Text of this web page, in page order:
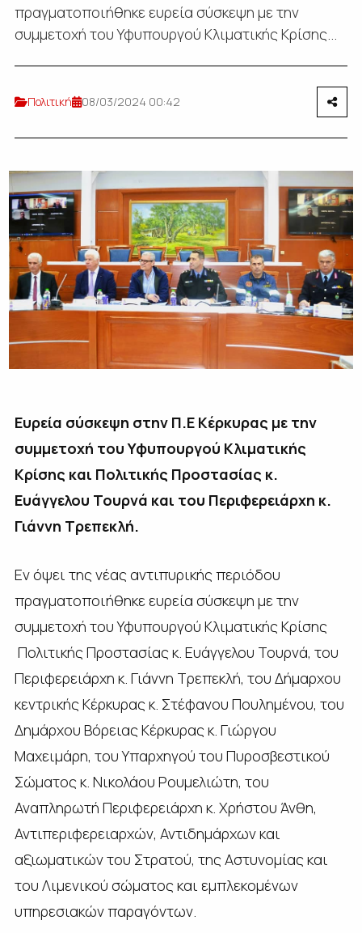
πραγματοποιήθηκε ευρεία σύσκεψη με την
συμμετοχή του Υφυπουργού Κλιματικής Κρίσης...
Πολιτική 08/03/2024 00:42
Ευρεία σύσκεψη στην Π.Ε Κέρκυρας με την
συμμετοχή του Υφυπουργού Κλιματικής
Κρίσης και Πολιτικής Προστασίας κ.
Ευάγγελου Τουρνά και του Περιφερειάρχη κ.
Γιάννη Τρεπεκλή.
Εν όψει της νέας αντιπυρικής περιόδου
πραγματοποιήθηκε ευρεία σύσκεψη με την
συμμετοχή του Υφυπουργού Κλιματικής Κρίσης
Πολιτικής Προστασίας κ. Ευάγγελου Τουρνά, του
Περιφερειάρχη κ. Γιάννη Τρεπεκλή, του Δήμαρχου
κεντρικής Κέρκυρας κ. Στέφανου Πουλημένου, του
Δημάρχου Βόρειας Κέρκυρας κ. Γιώργου
Μαχειμάρη, του Υπαρχηγού του Πυροσβεστικού
Σώματος κ. Νικολάου Ρουμελιώτη, του
Αναπληρωτή Περιφερειάρχη κ. Χρήστου Άνθη,
Αντιπεριφερειαρχών, Αντιδημάρχων και
αξιωματικών του Στρατού, της Αστυνομίας και
του Λιμενικού σώματος και εμπλεκομένων
υπηρεσιακών παραγόντων.